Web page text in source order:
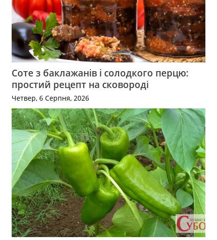
Соте з баклажанів і солодкого перцю:
простий рецепт на сковороді
Четвер, 6 Серпня, 2026